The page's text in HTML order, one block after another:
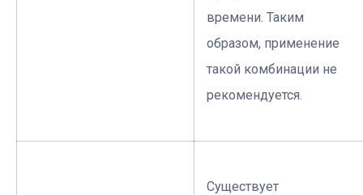
времени. Таким
образом, применение
такой комбинации не
рекомендуется.
Существует